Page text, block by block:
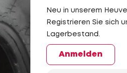
Neu in unserem
Registrieren Sie sich
Lagerbestand.
Anmelden